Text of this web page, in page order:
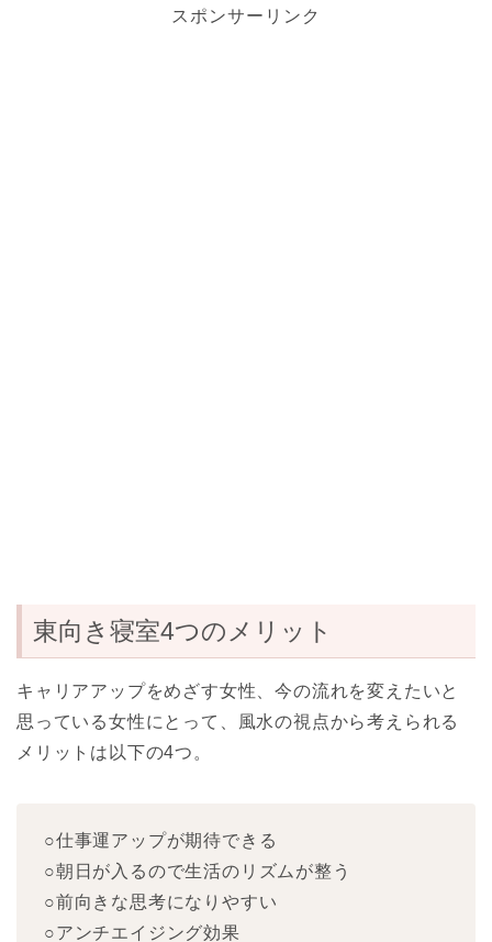
スポンサーリンク
東向き寝室4つのメリット
キャリアアップをめざす女性、今の流れを変えたいと
思っている女性にとって、風水の視点から考えられる
メリットは以下の4つ。
○仕事運アップが期待できる
○朝日が入るので生活のリズムが整う
○前向きな思考になりやすい
○アンチエイジング効果